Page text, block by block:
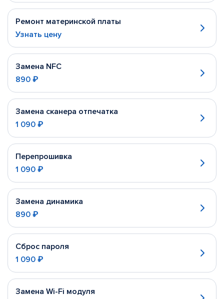
Ремонт материнской платы
Узнать цену
Замена NFC
890 ₽
Замена сканера отпечатка
1 090 ₽
Перепрошивка
1 090 ₽
Замена динамика
890 ₽
Сброс пароля
1 090 ₽
Замена Wi-Fi модуля